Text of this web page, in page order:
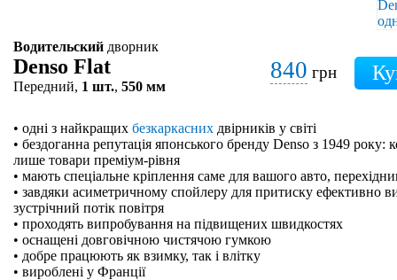
Водительский дворник
Denso Flat
Передний, 1 шт., 550 мм
840 грн
• одні з найкращих безкаркасних двірників у світі
• бездоганна репутація японського бренду Denso з 1949 року:
лише товари преміум-рівня
• мають спеціальне кріплення саме для вашого авто,
• завдяки асиметричному спойлеру для притиску ефективно
зустрічний потік повітря
• проходять випробування на підвищених швидкостях
• оснащені довговічною чистячою гумкою
• добре працюють як взимку, так і влітку
• вироблені у Франції